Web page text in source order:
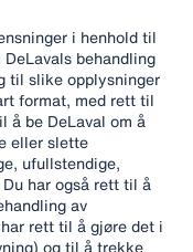
i henhold til
behandling
til slike opplysninger
format, med rett til
å be DeLaval om å
eller slette
ufullstendige,
har også rett til å
av
rett til å gjøre det i
og til å trekke